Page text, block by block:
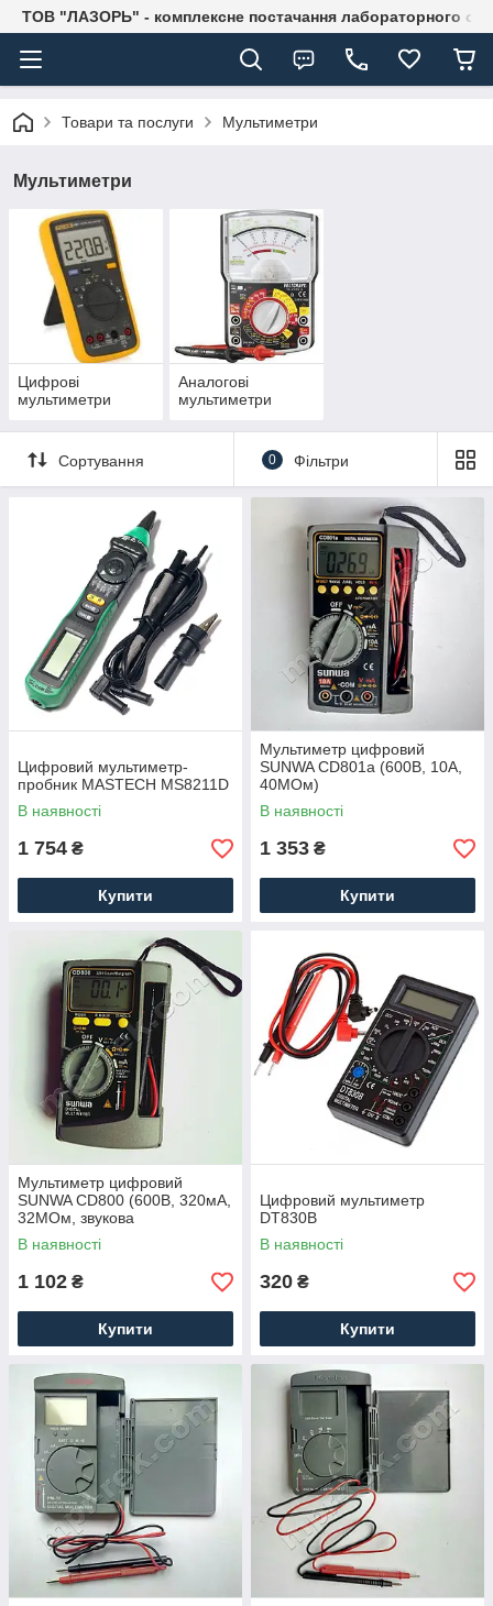
ТОВ "ЛАЗОРЬ" - комплексне постачання лабораторного
Товари та послуги Мультиметри
Мультиметри
Цифрові
мультиметри
Аналогові
мультиметри
Сортування 0 Фільтри
Цифровий мультиметр-
пробник MASTECH MS8211D
В наявності
1 754 ₴
Купити
Мультиметр цифровий
SUNWA CD801a (600В, 10A,
40МОм)
В наявності
1 353 ₴
Купити
Мультиметр цифровий
SUNWA CD800 (600В, 320мА,
32МОм, звукова
продзвонювання)
В наявності
1 102 ₴
Купити
Цифровий мультиметр
DT830B
В наявності
320 ₴
Купити